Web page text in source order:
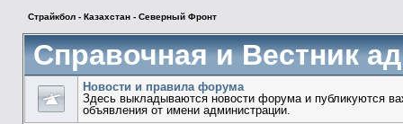
Страйкбол - Казахстан - Северный Фронт
Справочная и Вестник
Новости и правила форума
Здесь выкладываются новости форума и публикуются
объявления от имени администрации.